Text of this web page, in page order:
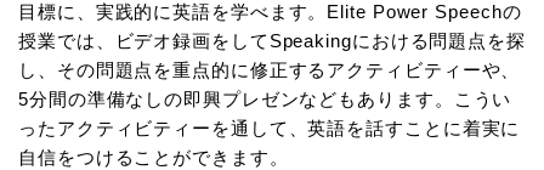
目標に、実践的に英語を学べます。Elite Power Speechの
授業では、ビデオ録画をしてSpeakingにおける問題点を探
し、その問題点を重点的に修正するアクティビティーや、
5分間の準備なしの即興プレゼンなどもあります。こうい
ったアクティビティーを通して、英語を話すことに着実に
自信をつけることができます。